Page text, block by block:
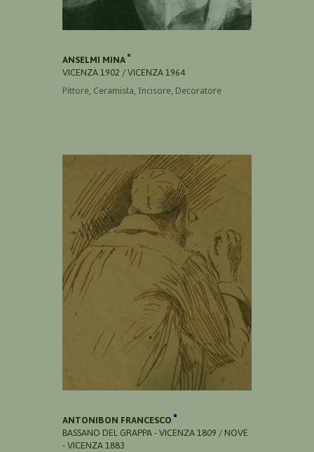
ANSELMI MINA
VICENZA 1902 / VICENZA 1964
Pittore, Ceramista, Incisore, Decoratore
ANTONIBON FRANCESCO
BASSANO DEL GRAPPA - VICENZA 1809 / NOVE
- VICENZA 1883